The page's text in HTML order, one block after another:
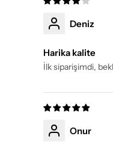
Deniz
Harika kalite
İlk siparişimdi,
Onur